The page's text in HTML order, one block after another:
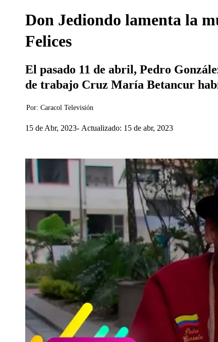
Don Jediondo lamenta la
Felices
El pasado 11 de abril, Pedro
de trabajo Cruz María Betancur
Por: Caracol Televisión
15 de Abr, 2023 Actualizado: 15 de abr, 2023